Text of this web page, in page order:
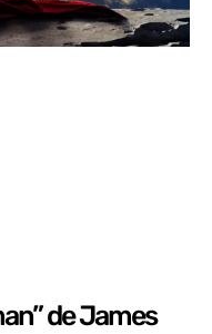
de James